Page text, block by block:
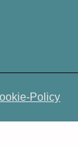
Policy